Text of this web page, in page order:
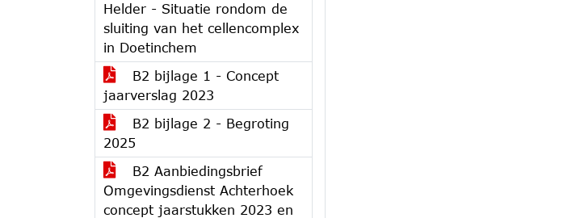
Helder - Situatie rondom de
sluiting van het cellencomplex
in Doetinchem
B2 bijlage 1 - Concept
jaarverslag 2023
B2 bijlage 2 - Begroting
2025
B2 Aanbiedingsbrief
Omgevingsdienst Achterhoek
concept jaarstukken 2023 en